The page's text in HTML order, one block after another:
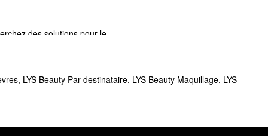
des solutions pour le
effet contour de LYS
, LYS Beauty Par destinataire, LYS Beauty Maquillage, LYS